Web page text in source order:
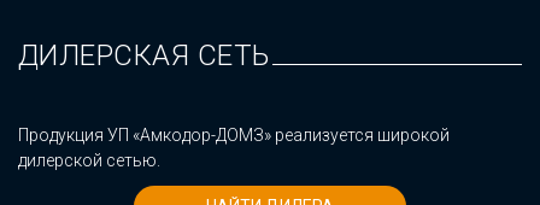
ДИЛЕРСКАЯ СЕТЬ
Продукция УП «Амкодор-ДОМЗ» реализуется широкой
дилерской сетью.